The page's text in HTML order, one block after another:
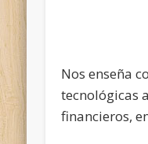
Nos enseña
tecnológicas
financieros,